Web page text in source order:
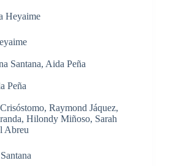
Heyaime
Santana, Aida Peña
Peña
Raymond Jáquez,
Hilondy Miñoso, Sarah
Abreu